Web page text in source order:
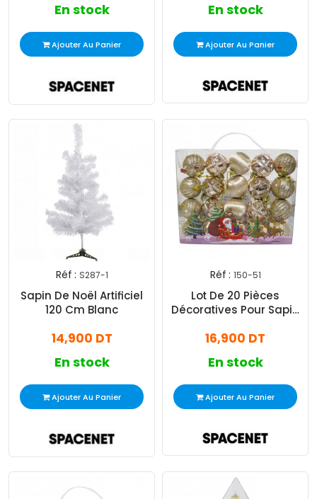
En stock
Ajouter Au Panier
En stock
Ajouter Au Panier
Réf : S287-1
Sapin De Noël Artificiel
120 Cm Blanc
14,900 DT
En stock
Ajouter Au Panier
Réf : 150-51
Lot De 20 Pièces
Décoratives Pour Sapin
16,900 DT
En stock
Ajouter Au Panier